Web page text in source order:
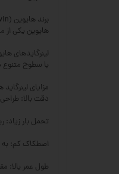
برند هایوین (Hiwin)
هایوین یکی از
لینرگایدهای
با سطوح
مزایای لینرگاید
دقت بالا:
تحمل بار زیاد:
اصطکاک کم: به
طول عمر بالا: